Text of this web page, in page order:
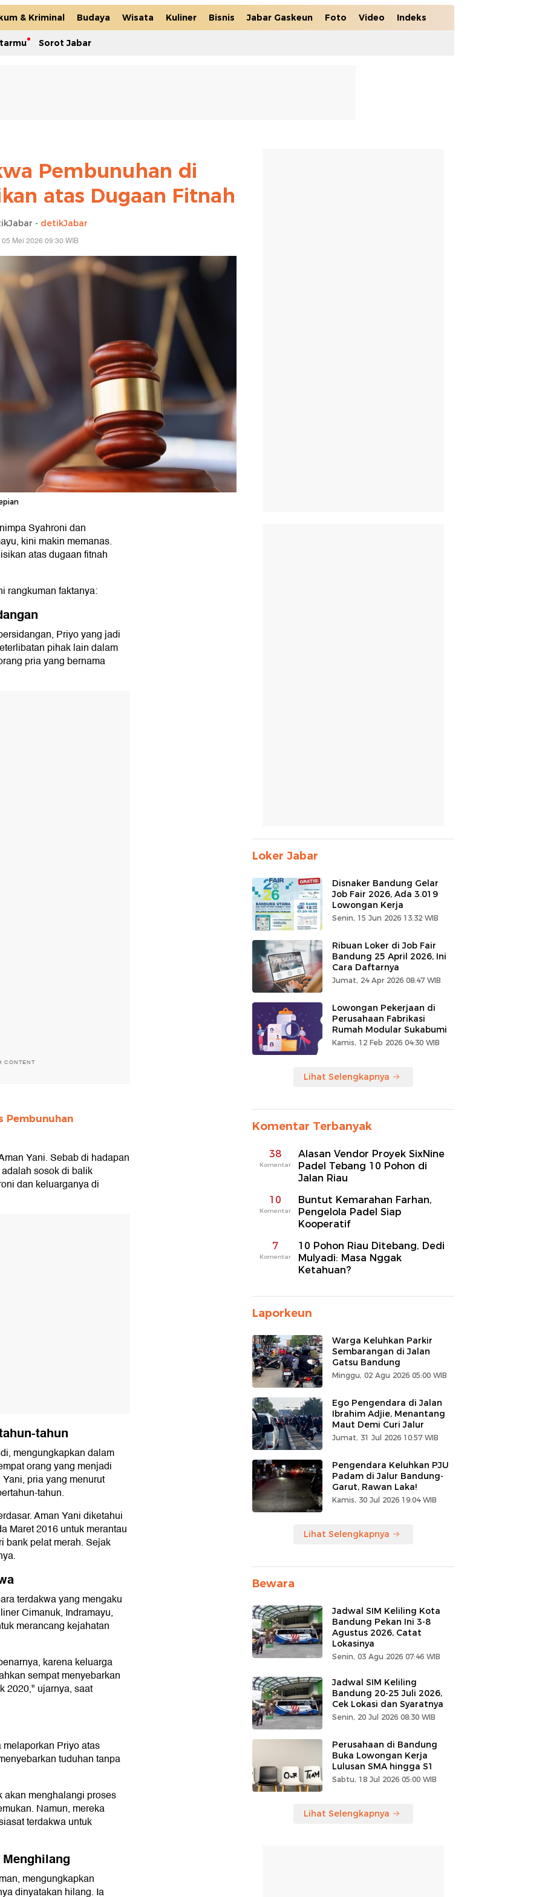
& Kriminal Budaya Wisata Kuliner Bisnis Jabar Gaskeun Foto Video Indeks
Sorot Jabar
Pembunuhan di
atas Dugaan Fitnah
- detikJabar
Mei 2026 09:30 WIB
Syahroni dan
kini makin memanas.
atas dugaan fitnah
rangkuman faktanya:
Priyo yang jadi
pihak lain dalam
pria yang bernama
CONTENT
Pembunuhan
Yani. Sebab di hadapan
sosok di balik
dan keluarganya di
tahun
mengungkapkan dalam
orang yang menjadi
pria yang menurut
tahun.
Aman Yani diketahui
Maret 2016 untuk merantau
bank pelat merah. Sejak
terdakwa yang mengaku
Cimanuk, Indramayu,
merancang kejahatan
karena keluarga
sempat menyebarkan
2020," ujarnya, saat
Priyo atas
tuduhan tanpa
menghalangi proses
Namun, mereka
terdakwa untuk
mengungkapkan
dinyatakan hilang. Ia
Loker Jabar
Disnaker Bandung Gelar
Job Fair 2026, Ada 3.019
Lowongan Kerja
Senin, 15 Jun 2026 13:32 WIB
Ribuan Loker di Job Fair
Bandung 25 April 2026, Ini
Cara Daftarnya
Jumat, 24 Apr 2026 08:47 WIB
Lowongan Pekerjaan di
Perusahaan Fabrikasi
Rumah Modular Sukabumi
Kamis, 12 Feb 2026 04:30 WIB
Lihat Selengkapnya
Komentar Terbanyak
38
Komentar
Alasan Vendor Proyek SixNine
Padel Tebang 10 Pohon di
Jalan Riau
10
Komentar
Buntut Kemarahan Farhan,
Pengelola Padel Siap
Kooperatif
7
Komentar
10 Pohon Riau Ditebang, Dedi
Mulyadi: Masa Nggak
Ketahuan?
Laporkeun
Warga Keluhkan Parkir
Sembarangan di Jalan
Gatsu Bandung
Minggu, 02 Agu 2026 05:00 WIB
Ego Pengendara di Jalan
Ibrahim Adjie, Menantang
Maut Demi Curi Jalur
Jumat, 31 Jul 2026 10:57 WIB
Pengendara Keluhkan PJU
Padam di Jalur Bandung-
Garut, Rawan Laka!
Kamis, 30 Jul 2026 19:04 WIB
Lihat Selengkapnya
Bewara
Jadwal SIM Keliling Kota
Bandung Pekan Ini 3-8
Agustus 2026, Catat
Lokasinya
Senin, 03 Agu 2026 07:46 WIB
Jadwal SIM Keliling
Bandung 20-25 Juli 2026,
Cek Lokasi dan Syaratnya
Senin, 20 Jul 2026 08:30 WIB
Perusahaan di Bandung
Buka Lowongan Kerja
Lulusan SMA hingga S1
Sabtu, 18 Jul 2026 05:00 WIB
Lihat Selengkapnya